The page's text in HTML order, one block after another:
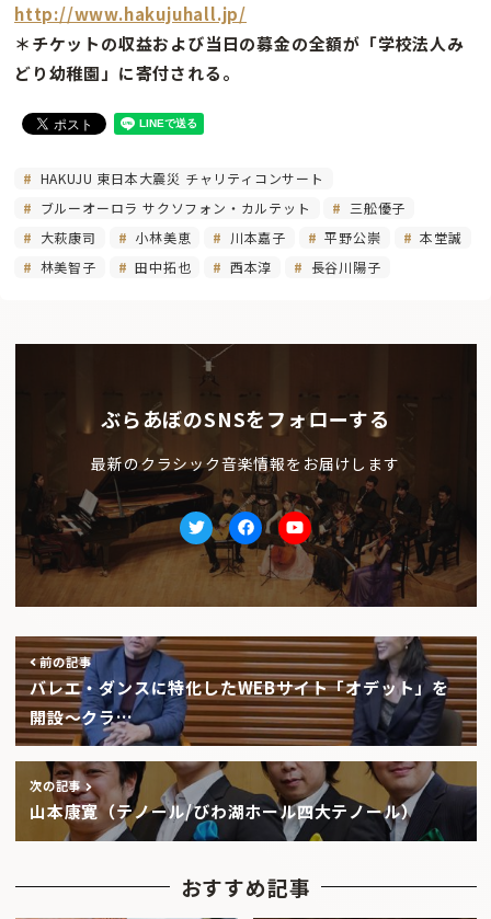
http://www.hakujuhall.jp/
＊チケットの収益および当日の募金の全額が「学校法人み
どり幼稚園」に寄付される。
HAKUJU 東日本大震災 チャリティコンサート
ブルーオーロラ サクソフォン・カルテット
三舩優子
大萩康司
小林美恵 川本嘉子 平野公崇
本堂誠
林美智子
田中拓也 西本淳 長谷川陽子
ぶらあぼのSNSをフォローする
最新のクラシック音楽情報をお届けします
TwitterfacebookYoutube
前の記事
バレエ・ダンスに特化したWEBサイト「オデット」を
開設〜クラ…
次の記事
山本康寛（テノール/びわ湖ホール四大テノール）
おすすめ記事